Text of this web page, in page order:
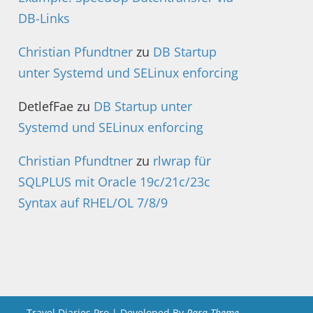
DB-Links
Christian Pfundtner zu DB Startup
unter Systemd und SELinux enforcing
DetlefFae zu DB Startup unter
Systemd und SELinux enforcing
Christian Pfundtner zu rlwrap für
SQLPLUS mit Oracle 19c/21c/23c
Syntax auf RHEL/OL 7/8/9